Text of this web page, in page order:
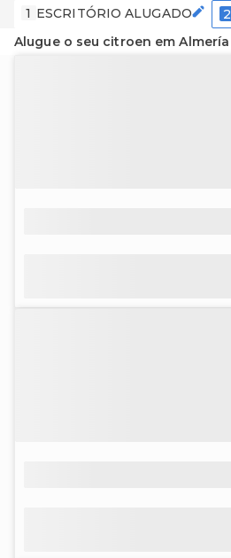
1 ESCRITÓRIO ALUGADO 2
Alugue o seu citroen em Almería